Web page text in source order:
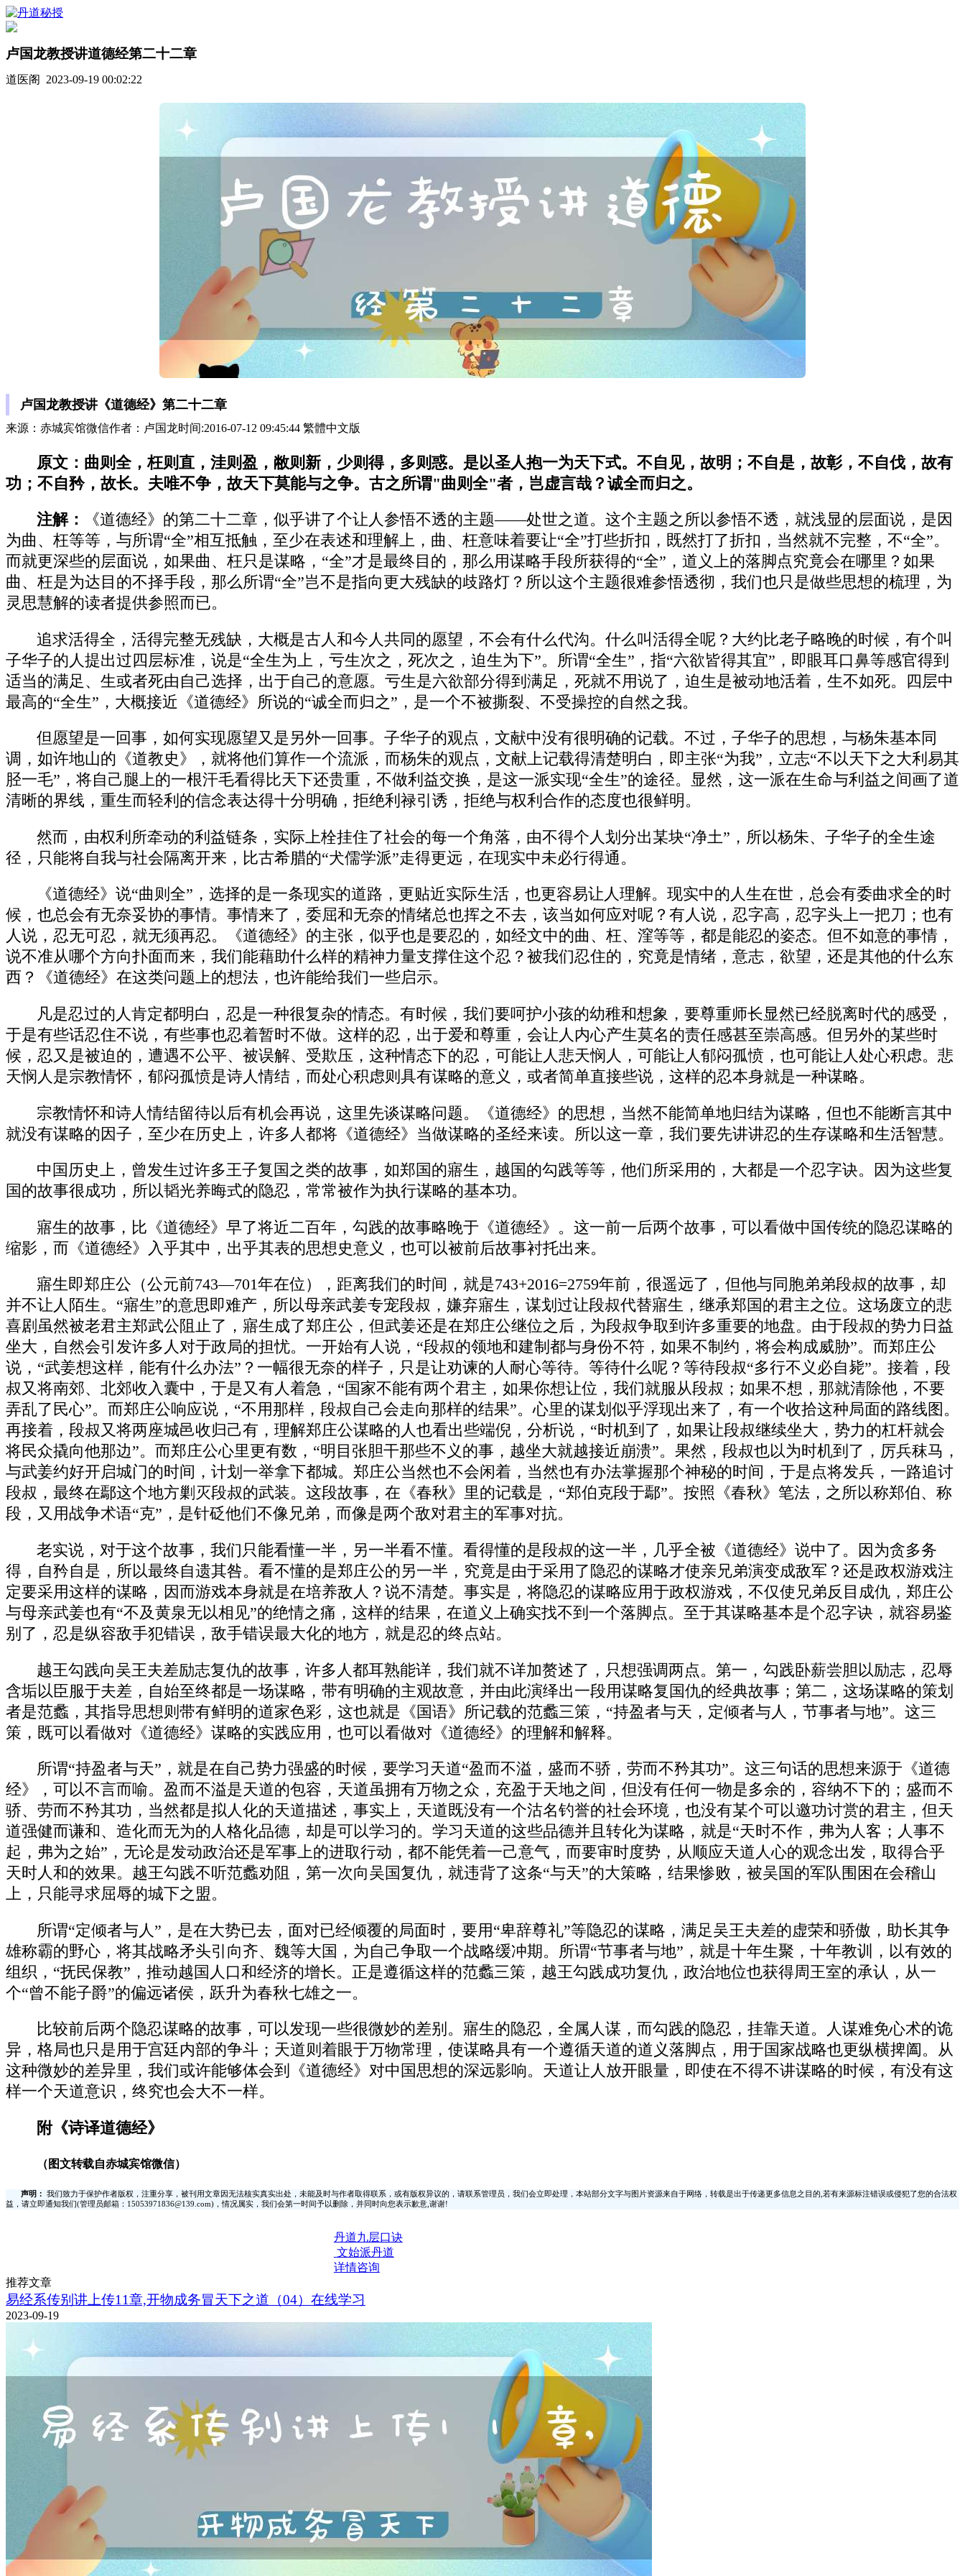
卢国龙教授讲道德经第二十二章
道医阁 2023-09-19 00:02:22
卢国龙教授讲《道德经》第二十二章
来源：赤城宾馆微信作者：卢国龙时间:2016-07-12 09:45:44 繁體中文版
原文：曲则全，枉则直，洼则盈，敝则新，少则得，多则惑。是以圣人抱一为天下式。不自见，故明；不自是，故彰，不自伐，故有
功；不自矜，故长。夫唯不争，故天下莫能与之争。古之所谓"曲则全"者，岂虚言哉？诚全而归之。
注解：
《道德经》的第二十二章，似乎讲了个让人参悟不透的主题——处世之道。这个主题之所以参悟不透，就浅显的层面说，是因
为曲、枉等等，与所谓“全”相互抵触，至少在表述和理解上，曲、枉意味着要让“全”打些折扣，既然打了折扣，当然就不完整，不“全”。
而就更深些的层面说，如果曲、枉只是谋略，“全”才是最终目的，那么用谋略手段所获得的“全”，道义上的落脚点究竟会在哪里？如果
曲、枉是为达目的不择手段，那么所谓“全”岂不是指向更大残缺的歧路灯？所以这个主题很难参悟透彻，我们也只是做些思想的梳理，为
灵思慧解的读者提供参照而已。
追求活得全，活得完整无残缺，大概是古人和今人共同的愿望，不会有什么代沟。什么叫活得全呢？大约比老子略晚的时候，有个叫
子华子的人提出过四层标准，说是“全生为上，亏生次之，死次之，迫生为下”。所谓“全生”，指“六欲皆得其宜”，即眼耳口鼻等感官得到
适当的满足、生或者死由自己选择，出于自己的意愿。亏生是六欲部分得到满足，死就不用说了，迫生是被动地活着，生不如死。四层中
最高的“全生”，大概接近《道德经》所说的“诚全而归之”，是一个不被撕裂、不受操控的自然之我。
但愿望是一回事，如何实现愿望又是另外一回事。子华子的观点，文献中没有很明确的记载。不过，子华子的思想，与杨朱基本同
调，如许地山的《道教史》，就将他们算作一个流派，而杨朱的观点，文献上记载得清楚明白，即主张“为我”，立志“不以天下之大利易其
胫一毛”，将自己腿上的一根汗毛看得比天下还贵重，不做利益交换，是这一派实现“全生”的途径。显然，这一派在生命与利益之间画了道
清晰的界线，重生而轻利的信念表达得十分明确，拒绝利禄引诱，拒绝与权利合作的态度也很鲜明。
然而，由权利所牵动的利益链条，实际上栓挂住了社会的每一个角落，由不得个人划分出某块“净土”，所以杨朱、子华子的全生途
径，只能将自我与社会隔离开来，比古希腊的“犬儒学派”走得更远，在现实中未必行得通。
《道德经》说“曲则全”，选择的是一条现实的道路，更贴近实际生活，也更容易让人理解。现实中的人生在世，总会有委曲求全的时
候，也总会有无奈妥协的事情。事情来了，委屈和无奈的情绪总也挥之不去，该当如何应对呢？有人说，忍字高，忍字头上一把刀；也有
人说，忍无可忍，就无须再忍。《道德经》的主张，似乎也是要忍的，如经文中的曲、枉、漥等等，都是能忍的姿态。但不如意的事情，
说不准从哪个方向扑面而来，我们能藉助什么样的精神力量支撑住这个忍？被我们忍住的，究竟是情绪，意志，欲望，还是其他的什么东
西？《道德经》在这类问题上的想法，也许能给我们一些启示。
凡是忍过的人肯定都明白，忍是一种很复杂的情态。有时候，我们要呵护小孩的幼稚和想象，要尊重师长显然已经脱离时代的感受，
于是有些话忍住不说，有些事也忍着暂时不做。这样的忍，出于爱和尊重，会让人内心产生莫名的责任感甚至崇高感。但另外的某些时
候，忍又是被迫的，遭遇不公平、被误解、受欺压，这种情态下的忍，可能让人悲天悯人，可能让人郁闷孤愤，也可能让人处心积虑。悲
天悯人是宗教情怀，郁闷孤愤是诗人情结，而处心积虑则具有谋略的意义，或者简单直接些说，这样的忍本身就是一种谋略。
宗教情怀和诗人情结留待以后有机会再说，这里先谈谋略问题。《道德经》的思想，当然不能简单地归结为谋略，但也不能断言其中
就没有谋略的因子，至少在历史上，许多人都将《道德经》当做谋略的圣经来读。所以这一章，我们要先讲讲忍的生存谋略和生活智慧。
中国历史上，曾发生过许多王子复国之类的故事，如郑国的寤生，越国的勾践等等，他们所采用的，大都是一个忍字诀。因为这些复
国的故事很成功，所以韬光养晦式的隐忍，常常被作为执行谋略的基本功。
寤生的故事，比《道德经》早了将近二百年，勾践的故事略晚于《道德经》。这一前一后两个故事，可以看做中国传统的隐忍谋略的
缩影，而《道德经》入乎其中，出乎其表的思想史意义，也可以被前后故事衬托出来。
寤生即郑庄公（公元前743—701年在位），距离我们的时间，就是743+2016=2759年前，很遥远了，但他与同胞弟弟段叔的故事，却
并不让人陌生。“寤生”的意思即难产，所以母亲武姜专宠段叔，嫌弃寤生，谋划过让段叔代替寤生，继承郑国的君主之位。这场废立的悲
喜剧虽然被老君主郑武公阻止了，寤生成了郑庄公，但武姜还是在郑庄公继位之后，为段叔争取到许多重要的地盘。由于段叔的势力日益
坐大，自然会引发许多人对于政局的担忧。一开始有人说，“段叔的领地和建制都与身份不符，如果不制约，将会构成威胁”。而郑庄公
说，“武姜想这样，能有什么办法”？一幅很无奈的样子，只是让劝谏的人耐心等待。等待什么呢？等待段叔“多行不义必自毙”。接着，段
叔又将南郊、北郊收入囊中，于是又有人着急，“国家不能有两个君主，如果你想让位，我们就服从段叔；如果不想，那就清除他，不要
弄乱了民心”。而郑庄公响应说，“不用那样，段叔自己会走向那样的结果”。心里的谋划似乎浮现出来了，有一个收拾这种局面的路线图。
再接着，段叔又将两座城邑收归己有，理解郑庄公谋略的人也看出些端倪，分析说，“时机到了，如果让段叔继续坐大，势力的杠杆就会
将民众撬向他那边”。而郑庄公心里更有数，“明目张胆干那些不义的事，越坐大就越接近崩溃”。果然，段叔也以为时机到了，厉兵秣马，
与武姜约好开启城门的时间，计划一举拿下都城。郑庄公当然也不会闲着，当然也有办法掌握那个神秘的时间，于是点将发兵，一路追讨
段叔，最终在鄢这个地方剿灭段叔的武装。这段故事，在《春秋》里的记载是，“郑伯克段于鄢”。按照《春秋》笔法，之所以称郑伯、称
段，又用战争术语“克”，是针砭他们不像兄弟，而像是两个敌对君主的军事对抗。
老实说，对于这个故事，我们只能看懂一半，另一半看不懂。看得懂的是段叔的这一半，几乎全被《道德经》说中了。因为贪多务
得，自矜自是，所以最终自遗其咎。看不懂的是郑庄公的另一半，究竟是由于采用了隐忍的谋略才使亲兄弟演变成敌军？还是政权游戏注
定要采用这样的谋略，因而游戏本身就是在培养敌人？说不清楚。事实是，将隐忍的谋略应用于政权游戏，不仅使兄弟反目成仇，郑庄公
与母亲武姜也有“不及黄泉无以相见”的绝情之痛，这样的结果，在道义上确实找不到一个落脚点。至于其谋略基本是个忍字诀，就容易鉴
别了，忍是纵容敌手犯错误，敌手错误最大化的地方，就是忍的终点站。
越王勾践向吴王夫差励志复仇的故事，许多人都耳熟能详，我们就不详加赘述了，只想强调两点。第一，勾践卧薪尝胆以励志，忍辱
含垢以臣服于夫差，自始至终都是一场谋略，带有明确的主观故意，并由此演绎出一段用谋略复国仇的经典故事；第二，这场谋略的策划
者是范蠡，其指导思想则带有鲜明的道家色彩，这也就是《国语》所记载的范蠡三策，“持盈者与天，定倾者与人，节事者与地”。这三
策，既可以看做对《道德经》谋略的实践应用，也可以看做对《道德经》的理解和解释。
所谓“持盈者与天”，就是在自己势力强盛的时候，要学习天道“盈而不溢，盛而不骄，劳而不矜其功”。这三句话的思想来源于《道德
经》，可以不言而喻。盈而不溢是天道的包容，天道虽拥有万物之众，充盈于天地之间，但没有任何一物是多余的，容纳不下的；盛而不
骄、劳而不矜其功，当然都是拟人化的天道描述，事实上，天道既没有一个沽名钓誉的社会环境，也没有某个可以邀功讨赏的君主，但天
道强健而谦和、造化而无为的人格化品德，却是可以学习的。学习天道的这些品德并且转化为谋略，就是“天时不作，弗为人客；人事不
起，弗为之始”，无论是发动政治还是军事上的进取行动，都不能凭着一己意气，而要审时度势，从顺应天道人心的观念出发，取得合乎
天时人和的效果。越王勾践不听范蠡劝阻，第一次向吴国复仇，就违背了这条“与天”的大策略，结果惨败，被吴国的军队围困在会稽山
上，只能寻求屈辱的城下之盟。
所谓“定倾者与人”，是在大势已去，面对已经倾覆的局面时，要用“卑辞尊礼”等隐忍的谋略，满足吴王夫差的虚荣和骄傲，助长其争
雄称霸的野心，将其战略矛头引向齐、魏等大国，为自己争取一个战略缓冲期。所谓“节事者与地”，就是十年生聚，十年教训，以有效的
组织，“抚民保教”，推动越国人口和经济的增长。正是遵循这样的范蠡三策，越王勾践成功复仇，政治地位也获得周王室的承认，从一
个“曾不能子爵”的偏远诸侯，跃升为春秋七雄之一。
比较前后两个隐忍谋略的故事，可以发现一些很微妙的差别。寤生的隐忍，全属人谋，而勾践的隐忍，挂靠天道。人谋难免心术的诡
异，格局也只是用于宫廷内部的争斗；天道则着眼于万物常理，使谋略具有一个遵循天道的道义落脚点，用于国家战略也更纵横捭阖。从
这种微妙的差异里，我们或许能够体会到《道德经》对中国思想的深远影响。天道让人放开眼量，即使在不得不讲谋略的时候，有没有这
样一个天道意识，终究也会大不一样。
附《诗译道德经》
（图文转载自赤城宾馆微信）
声明：
我们致力于保护作者版权，注重分享，被刊用文章因无法核实真实出处，未能及时与作者取得联系，或有版权异议的，请联系管理员，我们会立即处理，本站部分文字与图片资源来自于网络，转载是出于传递更多信息之目的,若有来源标注错误或侵犯了您的合法权
益，请立即通知我们(管理员邮箱：15053971836@139.com)，情况属实，我们会第一时间予以删除，并同时向您表示歉意,谢谢!
丹道九层口诀
文始派丹道
详情咨询
推荐文章
易经系传别讲上传11章,开物成务冒天下之道（04）在线学习
2023-09-19